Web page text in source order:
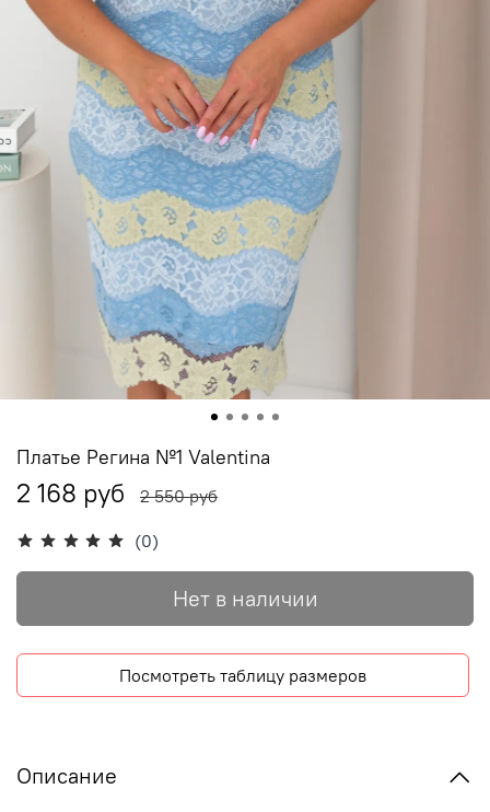
(0)
Платье Регина №1 Valentina
2 168 руб 2 550 руб
Нет в наличии
Посмотреть таблицу размеров
Описание